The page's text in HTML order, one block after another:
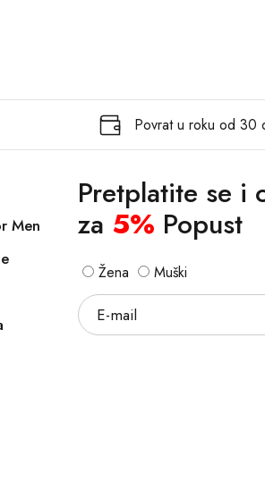
Povrat u roku od 30
Men
Pretplatite se i
za 5% Popust
Žena Muški